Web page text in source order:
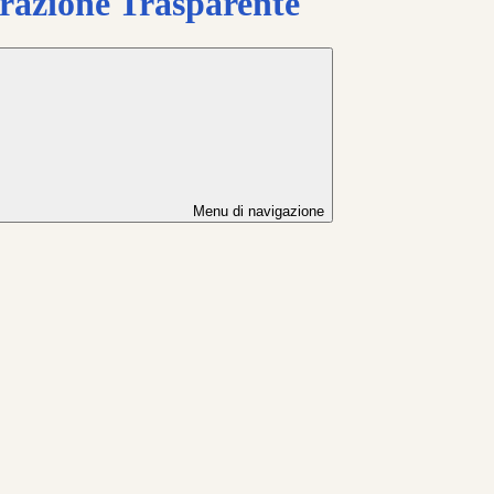
Menu di navigazione